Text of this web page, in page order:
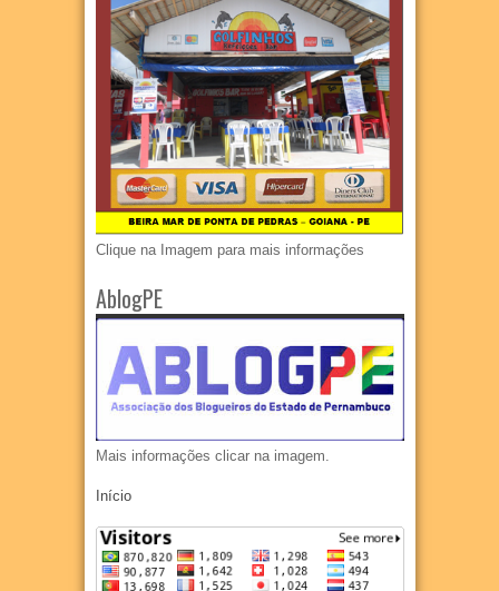
Clique na Imagem para mais informações
AblogPE
Mais informações clicar na imagem.
Início